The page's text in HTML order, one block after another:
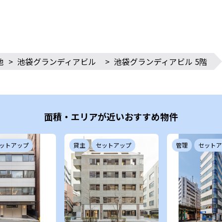
> 池袋グランディアビル > 池袋グランディアビル 5階
面積・エリアが近いおすすめ物件
トアップ 貸主 セットアップ 管理 セット